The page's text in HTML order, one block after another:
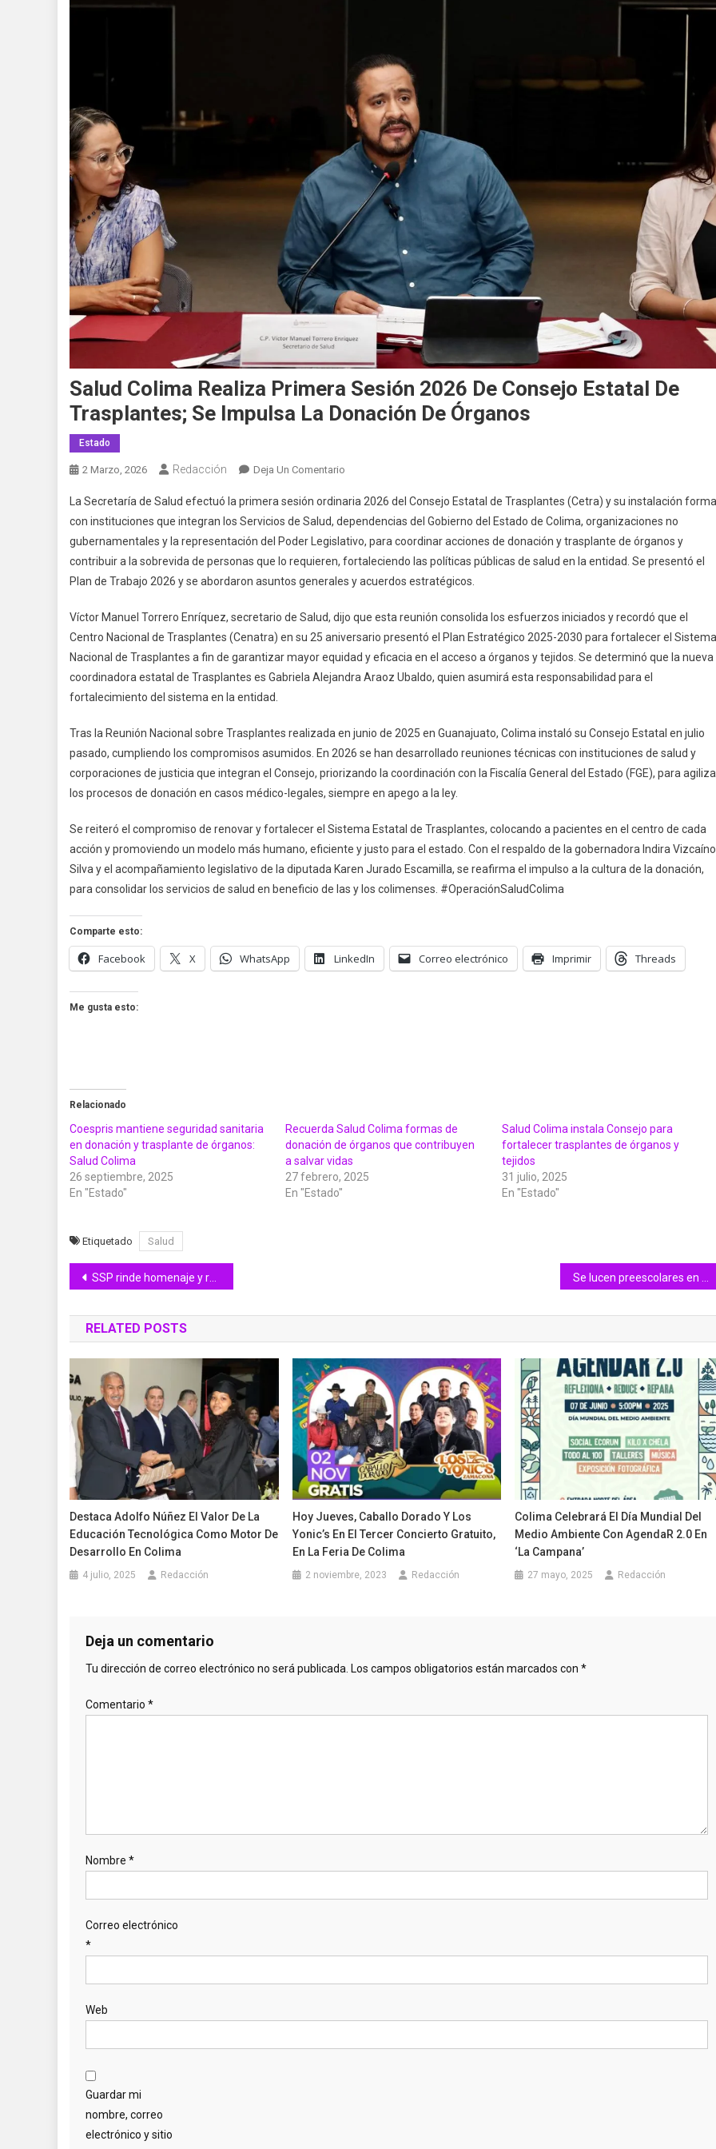
Salud Colima Realiza Primera Sesión 2026 De Consejo Estatal De
Trasplantes; Se Impulsa La Donación De Órganos
Estado
2 Marzo, 2026 Redacción Deja Un Comentario
Colima
Realiza
Primera
Sesión
2026
Consejo
Estatal
De
Trasplantes;
La
La Secretaría de Salud efectuó la primera sesión ordinaria 2026 del Consejo Estatal de Trasplantes (Cetra) y su instalación
con instituciones que integran los Servicios de Salud, dependencias del Gobierno del Estado de Colima, organizaciones no
gubernamentales y la representación del Poder Legislativo, para coordinar acciones de donación y trasplante de órganos y
contribuir a la sobrevida de personas que lo requieren, fortaleciendo las políticas públicas de salud en la entidad. Se presentó el
Plan de Trabajo 2026 y se abordaron asuntos generales y acuerdos estratégicos.
Víctor Manuel Torrero Enríquez, secretario de Salud, dijo que esta reunión consolida los esfuerzos iniciados y recordó que el
Centro Nacional de Trasplantes (Cenatra) en su 25 aniversario presentó el Plan Estratégico 2025-2030 para fortalecer el Sistema
Nacional de Trasplantes a fin de garantizar mayor equidad y eficacia en el acceso a órganos y tejidos. Se determinó que la nueva
coordinadora estatal de Trasplantes es Gabriela Alejandra Araoz Ubaldo, quien asumirá esta responsabilidad para el
fortalecimiento del sistema en la entidad.
Tras la Reunión Nacional sobre Trasplantes realizada en junio de 2025 en Guanajuato, Colima instaló su Consejo Estatal en julio
pasado, cumpliendo los compromisos asumidos. En 2026 se han desarrollado reuniones técnicas con instituciones de salud y
corporaciones de justicia que integran el Consejo, priorizando la coordinación con la Fiscalía General del Estado (FGE), para
los procesos de donación en casos médico-legales, siempre en apego a la ley.
Se reiteró el compromiso de renovar y fortalecer el Sistema Estatal de Trasplantes, colocando a pacientes en el centro de cada
acción y promoviendo un modelo más humano, eficiente y justo para el estado. Con el respaldo de la gobernadora Indira Vizcaíno
Silva y el acompañamiento legislativo de la diputada Karen Jurado Escamilla, se reafirma el impulso a la cultura de la donación,
para consolidar los servicios de salud en beneficio de las y los colimenses. #OperaciónSaludColima
Comparte esto:
Facebook X WhatsApp LinkedIn Correo electrónico Imprimir Threads
Me gusta esto:
Relacionado
Coespris mantiene seguridad sanitaria
en donación y trasplante de órganos:
Salud Colima
26 septiembre, 2025
En "Estado"
Recuerda Salud Colima formas de
donación de órganos que contribuyen
a salvar vidas
27 febrero, 2025
En "Estado"
Salud Colima instala Consejo para
fortalecer trasplantes de órganos y
tejidos
31 julio, 2025
En "Estado"
Etiquetado Salud
Navegación
de
entradas
SSP rinde homenaje y reconoce la trayectoria y la valentía de elemento de la Policía Estatal
RELATED POSTS
Destaca Adolfo Núñez El Valor De La
Educación Tecnológica Como Motor De
Desarrollo En Colima
4 julio, 2025 Redacción
Hoy Jueves, Caballo Dorado Y Los
Yonic’s En El Tercer Concierto Gratuito,
En La Feria De Colima
2 noviembre, 2023 Redacción
Colima Celebrará El Día Mundial Del
Medio Ambiente Con AgendaR 2.0 En
‘La Campana’
27 mayo, 2025 Redacción
Deja un comentario
Tu dirección de correo electrónico no será publicada. Los campos obligatorios están marcados con *
Comentario *
Nombre *
Correo electrónico
*
Web
Guardar mi
nombre, correo
electrónico y sitio